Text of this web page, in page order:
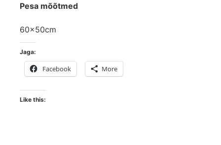
Pesa mõõtmed
60x50cm
Jaga:
Facebook More
Like this: